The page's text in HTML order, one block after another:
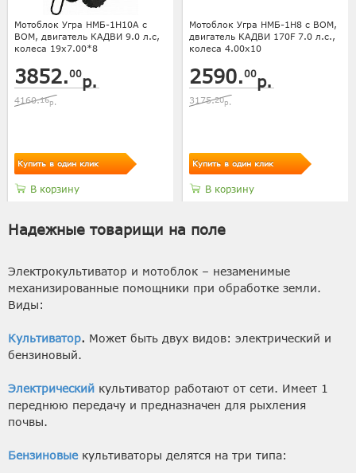
Мотоблок Угра НМБ-1H10A с
ВОМ, двигатель КАДВИ 9.0 л.с,
колеса 19х7.00*8
3852.00р.
4160.16р.
Купить в один клик
В корзину
Мотоблок Угра НМБ-1Н8 с ВОМ,
двигатель КАДВИ 170F 7.0 л.с.,
колеса 4.00х10
2590.00р.
3175.20р.
Купить в один клик
В корзину
Надежные товарищи на поле
Электрокультиватор и мотоблок – незаменимые
механизированные помощники при обработке земли.
Виды:
Культиватор. Может быть двух видов: электрический и
бензиновый.
Электрический культиватор работают от сети. Имеет 1
переднюю передачу и предназначен для рыхления
почвы.
Бензиновыекультиваторы делятся на три типа: